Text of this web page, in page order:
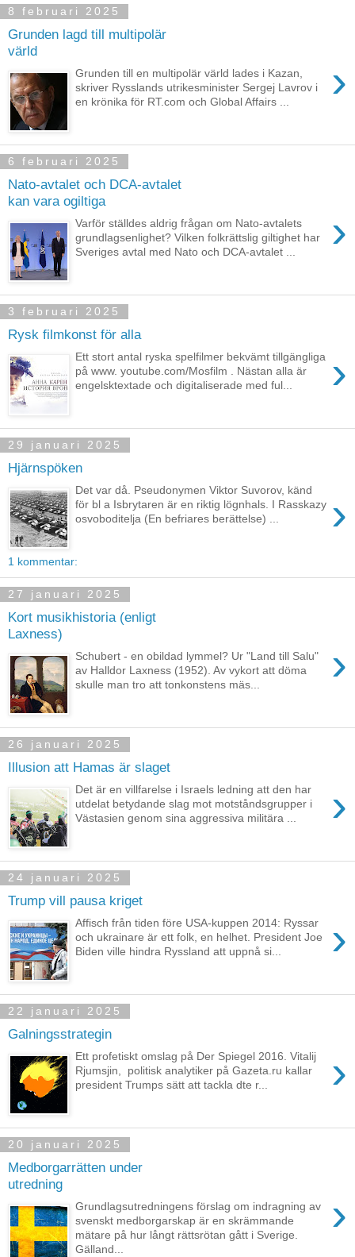
8 februari 2025
Grunden lagd till multipolär
värld
›
Grunden till en multipolär värld lades i Kazan,
skriver Rysslands utrikesminister Sergej Lavrov i
en krönika för RT.com och Global Affairs ...
6 februari 2025
Nato-avtalet och DCA-avtalet
kan vara ogiltiga
›
Varför ställdes aldrig frågan om Nato-avtalets
grundlagsenlighet? Vilken folkrättslig giltighet har
Sveriges avtal med Nato och DCA-avtalet ...
3 februari 2025
Rysk filmkonst för alla
›
Ett stort antal ryska spelfilmer bekvämt tillgängliga
på www. youtube.com/Mosfilm . Nästan alla är
engelsktextade och digitaliserade med ful...
29 januari 2025
Hjärnspöken
›
Det var då. Pseudonymen Viktor Suvorov, känd
för bl a Isbrytaren är en riktig lögnhals. I Rasskazy
osvoboditelja (En befriares berättelse) ...
1 kommentar:
27 januari 2025
Kort musikhistoria (enligt
Laxness)
›
Schubert - en obildad lymmel? Ur "Land till Salu"
av Halldor Laxness (1952). Av vykort att döma
skulle man tro att tonkonstens mäs...
26 januari 2025
Illusion att Hamas är slaget
›
Det är en villfarelse i Israels ledning att den har
utdelat betydande slag mot motståndsgrupper i
Västasien genom sina aggressiva militära ...
24 januari 2025
Trump vill pausa kriget
›
Affisch från tiden före USA-kuppen 2014: Ryssar
och ukrainare är ett folk, en helhet. President Joe
Biden ville hindra Ryssland att uppnå si...
22 januari 2025
Galningsstrategin
›
Ett profetiskt omslag på Der Spiegel 2016. Vitalij
Rjumsjin, politisk analytiker på Gazeta.ru kallar
president Trumps sätt att tackla dte r...
20 januari 2025
Medborgarrätten under
utredning
›
Grundlagsutredningens förslag om indragning av
svenskt medborgarskap är en skrämmande
mätare på hur långt rättsrötan gått i Sverige.
Gälland...